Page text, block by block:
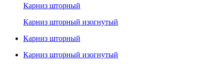
Карниз шторный
Карниз шторный изогнутый
Карниз шторный
Карниз шторный изогнутый